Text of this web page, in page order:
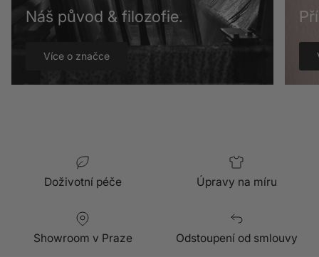
Náš původ & filozofie.
Více o značce
Doživotní péče Úpravy na míru
Showroom v Praze Odstoupení od smlouvy